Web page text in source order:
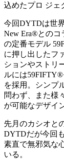
込めたプロ ジェ
今回DYTDは世
New Era®とのコ
の定番モデル
に押し出したフ
ションやストリ
ルには
を採用。シンプ
問わず、また様
が可能なデザイ
先月のカシオと
DYTDだが今回
素直で無邪気な
いる。